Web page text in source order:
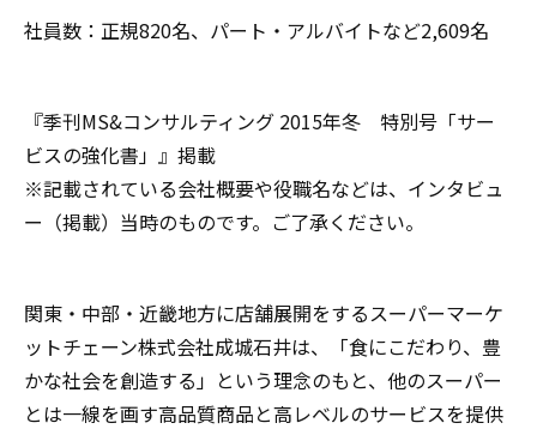
社員数：正規820名、パート・アルバイトなど2,609名
『季刊MS&コンサルティング 2015年冬 特別号「サー
ビスの強化書」』掲載
※記載されている会社概要や役職名などは、インタビュ
ー（掲載）当時のものです。ご了承ください。
関東・中部・近畿地方に店舗展開をするスーパーマーケ
ットチェーン株式会社成城石井は、「食にこだわり、豊
かな社会を創造する」という理念のもと、他のスーパー
とは一線を画す高品質商品と高レベルのサービスを提供